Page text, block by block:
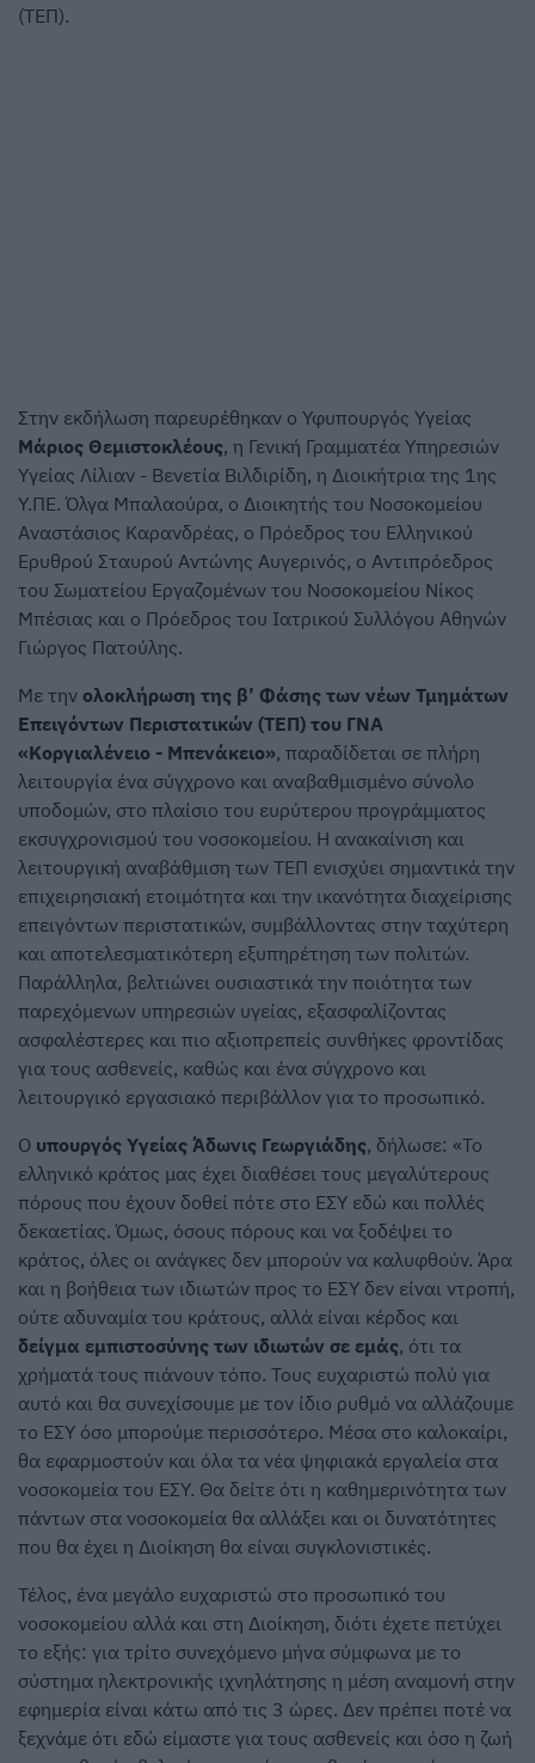
(ΤΕΠ).
Στην εκδήλωση παρευρέθηκαν ο Υφυπουργός Υγείας
Μάριος Θεμιστοκλέους, η Γενική Γραμματέα Υπηρεσιών
Υγείας Λίλιαν - Βενετία Βιλδιρίδη, η Διοικήτρια της 1ης
Υ.ΠΕ. Όλγα Μπαλαούρα, ο Διοικητής του Νοσοκομείου
Αναστάσιος Καρανδρέας, ο Πρόεδρος του Ελληνικού
Ερυθρού Σταυρού Αντώνης Αυγερινός, ο Αντιπρόεδρος
του Σωματείου Εργαζομένων του Νοσοκομείου Νίκος
Μπέσιας και ο Πρόεδρος του Ιατρικού Συλλόγου Αθηνών
Γιώργος Πατούλης.
Με την ολοκλήρωση της β’ Φάσης των νέων Τμημάτων
Επειγόντων Περιστατικών (ΤΕΠ) του ΓΝΑ
«Κοργιαλένειο - Μπενάκειο», παραδίδεται σε πλήρη
λειτουργία ένα σύγχρονο και αναβαθμισμένο σύνολο
υποδομών, στο πλαίσιο του ευρύτερου προγράμματος
εκσυγχρονισμού του νοσοκομείου. Η ανακαίνιση και
λειτουργική αναβάθμιση των ΤΕΠ ενισχύει σημαντικά την
επιχειρησιακή ετοιμότητα και την ικανότητα διαχείρισης
επειγόντων περιστατικών, συμβάλλοντας στην ταχύτερη
και αποτελεσματικότερη εξυπηρέτηση των πολιτών.
Παράλληλα, βελτιώνει ουσιαστικά την ποιότητα των
παρεχόμενων υπηρεσιών υγείας, εξασφαλίζοντας
ασφαλέστερες και πιο αξιοπρεπείς συνθήκες φροντίδας
για τους ασθενείς, καθώς και ένα σύγχρονο και
λειτουργικό εργασιακό περιβάλλον για το προσωπικό.
O υπουργός Υγείας Άδωνις Γεωργιάδης, δήλωσε: «Το
ελληνικό κράτος μας έχει διαθέσει τους μεγαλύτερους
πόρους που έχουν δοθεί πότε στο ΕΣΥ εδώ και πολλές
δεκαετίας. Όμως, όσους πόρους και να ξοδέψει το
κράτος, όλες οι ανάγκες δεν μπορούν να καλυφθούν. Άρα
και η βοήθεια των ιδιωτών προς το ΕΣΥ δεν είναι ντροπή,
ούτε αδυναμία του κράτους, αλλά είναι κέρδος και
δείγμα εμπιστοσύνης των ιδιωτών σε εμάς, ότι τα
χρήματά τους πιάνουν τόπο. Τους ευχαριστώ πολύ για
αυτό και θα συνεχίσουμε με τον ίδιο ρυθμό να αλλάζουμε
το ΕΣΥ όσο μπορούμε περισσότερο. Μέσα στο καλοκαίρι,
θα εφαρμοστούν και όλα τα νέα ψηφιακά εργαλεία στα
νοσοκομεία του ΕΣΥ. Θα δείτε ότι η καθημερινότητα των
πάντων στα νοσοκομεία θα αλλάξει και οι δυνατότητες
που θα έχει η Διοίκηση θα είναι συγκλονιστικές.
Τέλος, ένα μεγάλο ευχαριστώ στο προσωπικό του
νοσοκομείου αλλά και στη Διοίκηση, διότι έχετε πετύχει
το εξής: για τρίτο συνεχόμενο μήνα σύμφωνα με το
σύστημα ηλεκτρονικής ιχνηλάτησης η μέση αναμονή στην
εφημερία είναι κάτω από τις 3 ώρες. Δεν πρέπει ποτέ να
ξεχνάμε ότι εδώ είμαστε για τους ασθενείς και όσο η ζωή